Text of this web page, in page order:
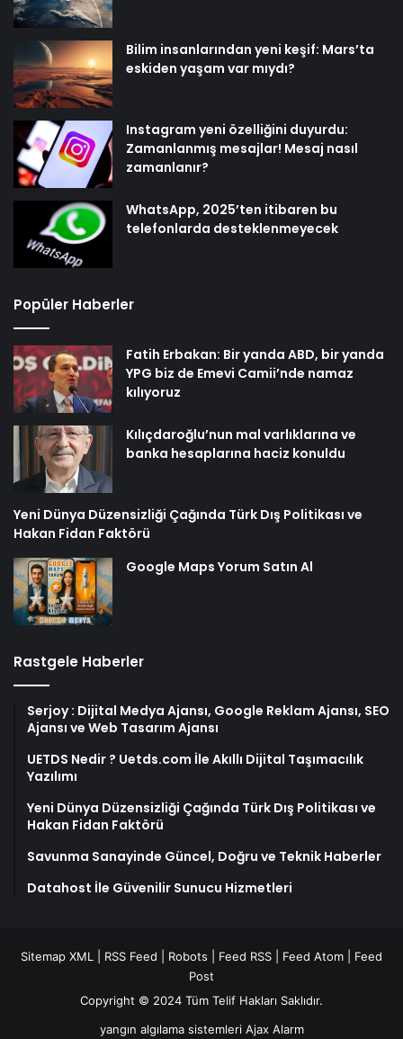
Bilim insanlarından yeni keşif: Mars’ta
eskiden yaşam var mıydı?
Instagram yeni özelliğini duyurdu:
Zamanlanmış mesajlar! Mesaj nasıl
zamanlanır?
WhatsApp, 2025’ten itibaren bu
telefonlarda desteklenmeyecek
Popüler Haberler
Fatih Erbakan: Bir yanda ABD, bir yanda
YPG biz de Emevi Camii’nde namaz
kılıyoruz
Kılıçdaroğlu’nun mal varlıklarına ve
banka hesaplarına haciz konuldu
Yeni Dünya Düzensizliği Çağında Türk Dış Politikası ve
Hakan Fidan Faktörü
Google Maps Yorum Satın Al
Rastgele Haberler
Serjoy : Dijital Medya Ajansı, Google Reklam Ajansı, SEO
Ajansı ve Web Tasarım Ajansı
UETDS Nedir ? Uetds.com İle Akıllı Dijital Taşımacılık
Yazılımı
Yeni Dünya Düzensizliği Çağında Türk Dış Politikası ve
Hakan Fidan Faktörü
Savunma Sanayinde Güncel, Doğru ve Teknik Haberler
Datahost İle Güvenilir Sunucu Hizmetleri
Sitemap XML RSS Feed Robots Feed RSS Feed Atom
Feed
Post
Copyright © 2024 Tüm Telif Hakları Saklıdır.
yangın algılama sistemleri Ajax Alarm